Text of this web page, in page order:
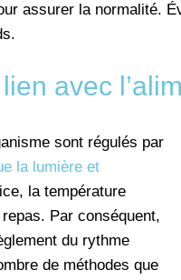
assurer la normalité.
avec
sont régulés par
la lumière et
la température
Par conséquent,
du rythme
de méthodes que